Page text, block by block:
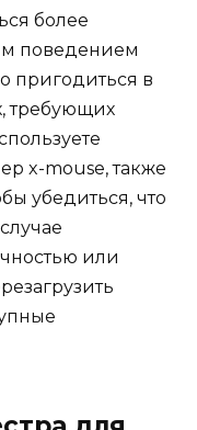
более
поведением
пригодиться в
требующих
x-mouse, также
убедиться, что
или